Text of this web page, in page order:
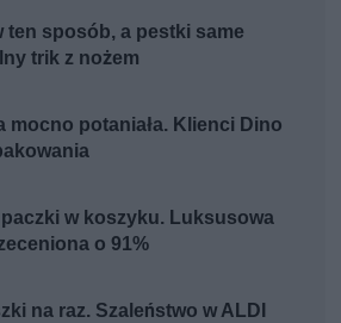
ten sposób, a pestki same
trik z nożem
mocno potaniała. Klienci Dino
w koszyku. Luksusowa
o 91%
na raz. Szaleństwo w ALDI